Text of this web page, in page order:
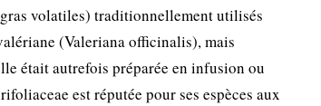
volatiles) traditionnellement utilisés
(Valeriana officinalis), mais
était autrefois préparée en infusion ou
est réputée pour ses espèces aux